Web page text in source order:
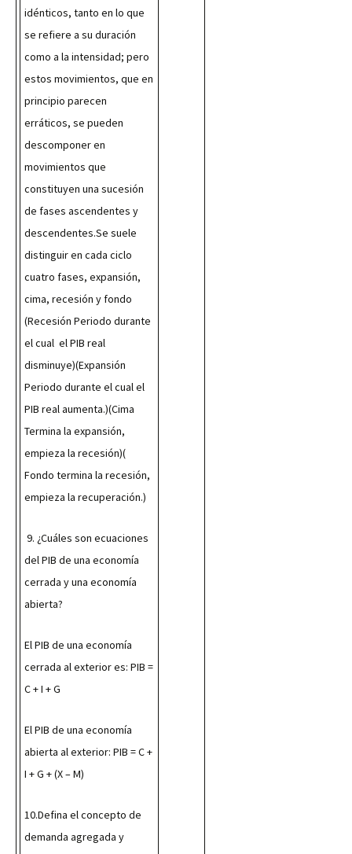
idénticos, tanto en lo que
se refiere a su duración
como a la intensidad; pero
estos movimientos, que en
principio parecen
erráticos, se pueden
descomponer en
movimientos que
constituyen una sucesión
de fases ascendentes y
descendentes.Se suele
distinguir en cada ciclo
cuatro fases, expansión,
cima, recesión y fondo
(Recesión Periodo durante
el cual  el PIB real
disminuye)(Expansión
Periodo durante el cual el
PIB real aumenta.)(Cima
Termina la expansión,
empieza la recesión)(
Fondo termina la recesión,
empieza la recuperación.)
del PIB de una economía
cerrada y una economía
abierta?
El PIB de una economía
cerrada al exterior es: PIB =
C + I + G
El PIB de una economía
abierta al exterior: PIB = C +
I + G + (X – M)
10.Defina el concepto de
demanda agregada y